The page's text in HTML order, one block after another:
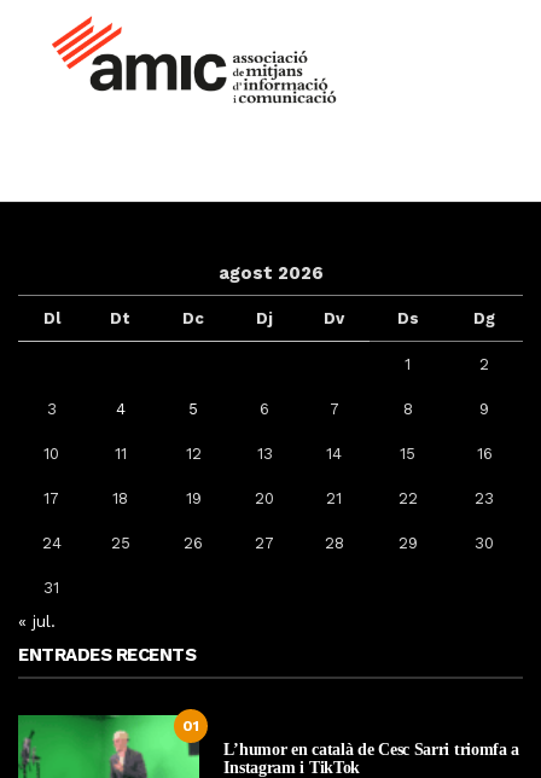
agost 2026
Dl Dt Dc Dj Dv Ds Dg
1 2
3 4 5 6 7 8 9
10 11 12 13 14 15 16
17 18 19 20 21 22 23
24 25 26 27 28 29 30
31
« jul.
ENTRADES RECENTS
01
L’humor en català de Cesc Sarri triomfa a
Instagram i TikTok